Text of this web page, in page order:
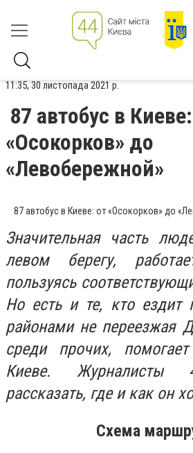
11:35, 30 листопада 2021 р.
87 автобус в
«Осокорков» до
«Левобережной»
87 автобус в Киеве: от «Осокорков» до
Значительная часть
левом берегу,
пользуясь
Но есть и те, кто
районами не переезжая
среди прочих,
Киеве. Журналисты
рассказать, где и как он
Схема